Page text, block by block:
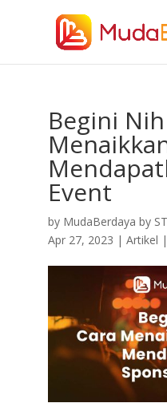
Begini
Event
by MudaBerdaya by
Apr 27, 2023 | Artikel |